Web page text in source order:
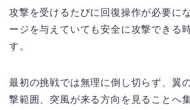
攻撃を受けるたびに回復操作が必要に
ージを与えていても安全に攻撃できる
す。
最初の挑戦では無理に倒し切らず、翼
撃範囲、突風が来る方向を見ることへ